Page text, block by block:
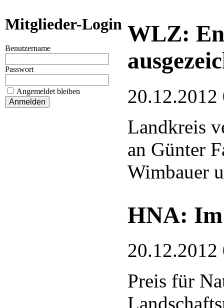
Mitglieder-Login
Benutzername
Passwort
Angemeldet bleiben
WLZ:
20.12.2012
Landkreis
an Günter
Wimbauer
HNA:
20.12.2012
Preis für